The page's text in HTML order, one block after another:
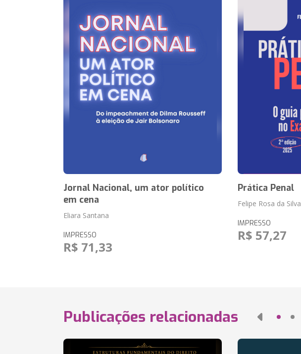
Jornal Nacional, um ator político
em cena
Eliara Santana
IMPRESSO
R$ 71,33
Prática Penal
Felipe Rosa da Silva
IMPRESSO
R$ 57,27
Publicações relacionadas